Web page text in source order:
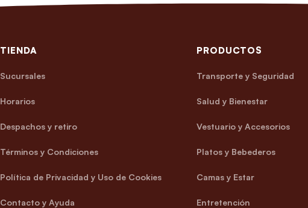
TIENDA
Sucursales
Horarios
Despachos y retiro
Términos y Condiciones
Política de Privacidad y Uso de Cookies
Contacto y Ayuda
PRODUCTOS
Transporte y Seguridad
Salud y Bienestar
Vestuario y Accesorios
Platos y Bebederos
Camas y Estar
Entretención